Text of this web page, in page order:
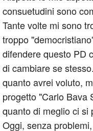
consuetudini sono
Tante volte mi sono
troppo
difendere questo PD
di cambiare se
quanto avrei voluto,
progetto "Carlo Bava
quanto di meglio ci si
Oggi, senza